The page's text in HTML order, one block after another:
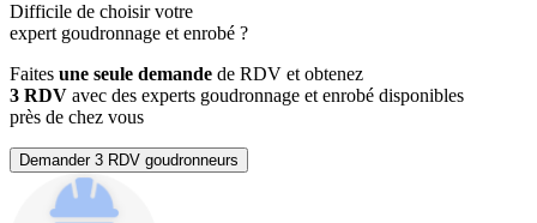
Difficile de choisir votre
expert goudronnage et enrobé ?
Faites une seule demande de RDV et obtenez
3 RDV avec des experts goudronnage et enrobé disponibles
près de chez vous
Demander 3 RDV goudronneurs